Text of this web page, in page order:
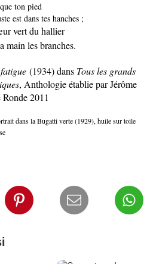
ton pied
est dans tes hanches ;
vert du hallier
main les branches.
(1934) dans Tous les grands
, Anthologie établie par Jérôme
2011
dans la Bugatti verte (1929), huile sur toile